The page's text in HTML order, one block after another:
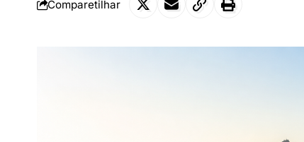
Comparetilhar